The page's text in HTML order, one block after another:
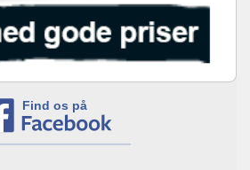
Find os på